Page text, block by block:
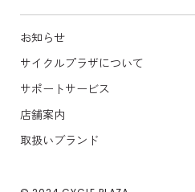
お知らせ
サイクルプラザについて
サポートサービス
店舗案内
取扱いブランド